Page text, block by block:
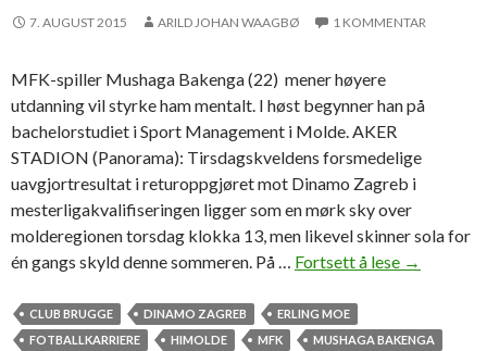
7. AUGUST 2015 ARILD JOHAN WAAGBØ 1 KOMMENTAR
MFK-spiller Mushaga Bakenga (22) mener høyere
utdanning vil styrke ham mentalt. I høst begynner han på
bachelorstudiet i Sport Management i Molde. AKER
STADION (Panorama): Tirsdagskveldens forsmedelige
uavgjortresultat i returoppgjøret mot Dinamo Zagreb i
mesterligakvalifiseringen ligger som en mørk sky over
molderegionen torsdag klokka 13, men likevel skinner sola for
én gangs skyld denne sommeren. På … Fortsett å lese B
e
→
CLUB BRUGGE DINAMO ZAGREB
ERLING MOE
FOTBALLKARRIERE
HIMOLDE MFK
MUSHAGA BAKENGA